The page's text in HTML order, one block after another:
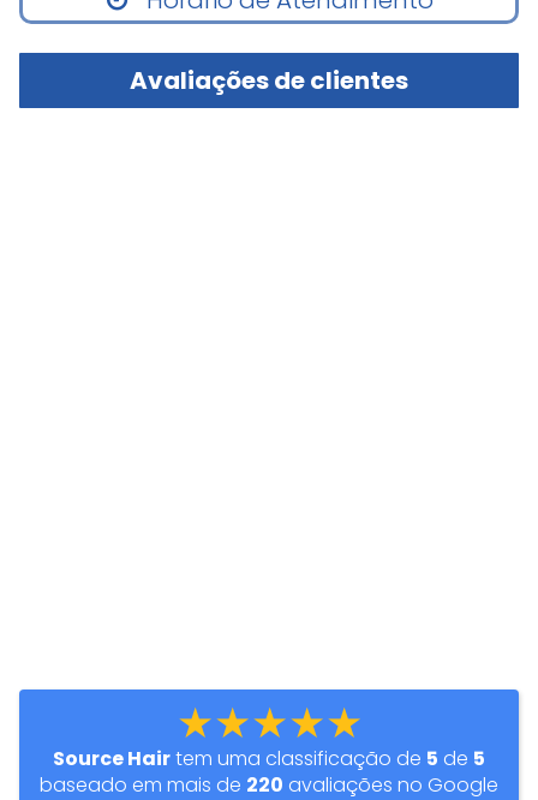
Avaliações de clientes
★★★★★
Source Hairtem uma classificação de 5 de 5
baseado em mais de 220 avaliações no Google